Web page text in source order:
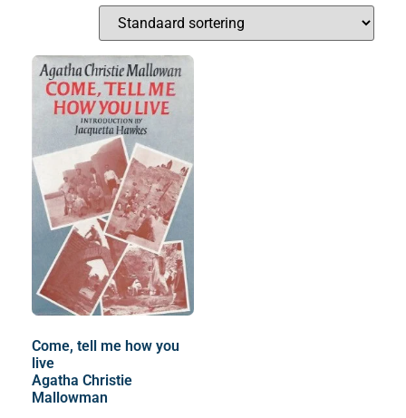
Come, tell me how you
live
Agatha Christie
Mallowman